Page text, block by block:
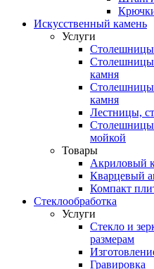
Искусственный камень
Услуги
Столешницы
Столешницы
камня
Столешницы
камня
Лестницы,
Столешницы
мойкой
Товары
Акриловый
Кварцевый
Компакт
Стеклообработка
Услуги
Стекло и
размерам
Гравировка